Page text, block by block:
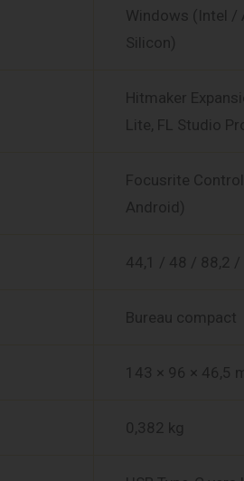
Windows (Intel /
Silicon)
Hitmaker
Lite, FL Studio
Focusrite
Android)
44,1 / 48 / 88,2
Bureau compact
143 × 96 × 46,5
0,382 kg